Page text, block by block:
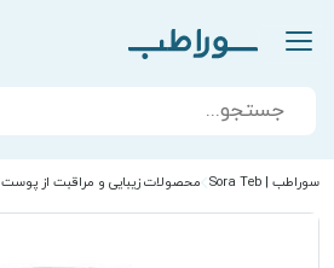
Products
search
سوراطب | Sora Teb محصولات زیبایی و مراقبت از پوست